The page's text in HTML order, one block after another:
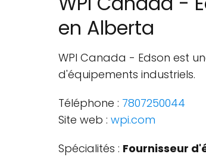
en Alberta
WPI Canada - Edson est
d'équipements industriels.
Téléphone : 7807250044
Site web : wpi.com
Spécialités : Fournisseur